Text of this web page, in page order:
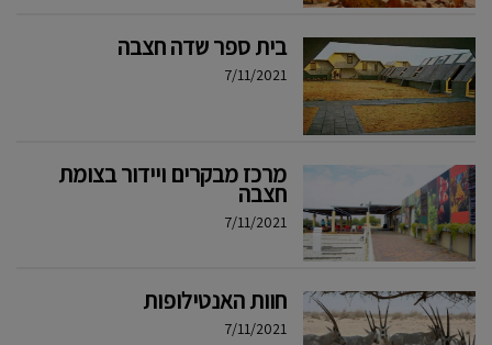
בית ספר שדה חצבה
7/11/2021
מרכז מבקרים ויידור בצומת
חצבה
7/11/2021
חוות האנטילופות
7/11/2021